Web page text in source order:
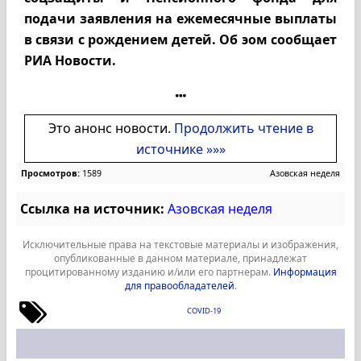
подачи заявления на ежемесячные выплаты
в связи с рождением детей. Об эом сообщает
РИА Новости.
Это анонс новости. Продолжить чтение в
источнике »»»
Просмотров: 1589 Азовская неделя
Ссылка на источник: Азовская неделя
Исключительные права на текстовые материалы и изображения,
опубликованные в данном материале, принадлежат
процитированному изданию и/или его партнерам. Информация
для правообладателей.
COVID-19